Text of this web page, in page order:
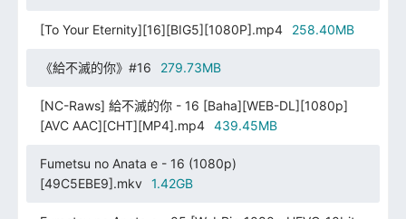
[To Your Eternity][16][BIG5][1080P].mp4 258.40MB
《給不滅的你》#16 279.73MB
[NC-Raws] 給不滅的你 - 16 [Baha][WEB-DL][1080p]
[AVC AAC][CHT][MP4].mp4
439.45MB
Fumetsu no Anata e - 16 (1080p)
[49C5EBE9].mkv
1.42GB